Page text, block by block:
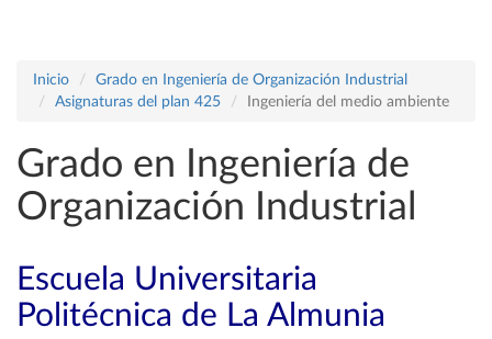
Inicio
Grado en Ingeniería de Organización Industrial
Asignaturas del plan 425
Ingeniería del medio ambiente
Grado en Ingeniería de
Organización Industrial
Escuela Universitaria
Politécnica de La Almunia